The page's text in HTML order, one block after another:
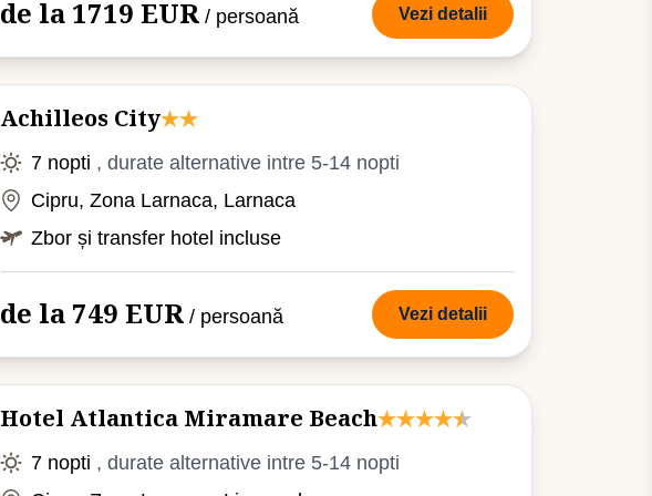
de la 1719 EUR / persoană Vezi detalii
Achilleos City
7 nopti , durate alternative intre 5-14 nopti
Cipru, Zona Larnaca, Larnaca
Zbor și transfer hotel incluse
de la 749 EUR / persoană Vezi detalii
Hotel Atlantica Miramare Beach
7 nopti , durate alternative intre 5-14 nopti